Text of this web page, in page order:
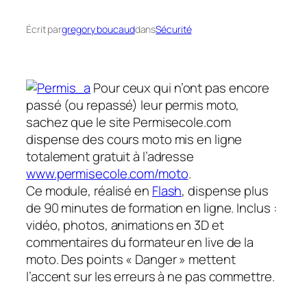
Écrit pargregory boucauddansSécurité
Pour ceux qui n’ont pas encore
passé (ou repassé) leur permis moto,
sachez que le site Permisecole.com
dispense des cours moto mis en ligne
totalement gratuit à l’adresse
www.permisecole.com/moto.
Ce module, réalisé en Flash, dispense plus
de 90 minutes de formation en ligne. Inclus :
vidéo, photos, animations en 3D et
commentaires du formateur en live de la
moto. Des points « Danger » mettent
l’accent sur les erreurs à ne pas commettre.